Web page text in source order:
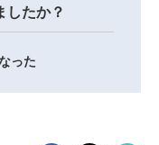
したか？
った